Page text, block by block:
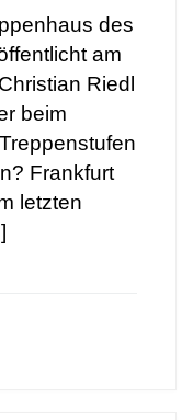
des
am
Riedl
beim
Frankfurt
letzten